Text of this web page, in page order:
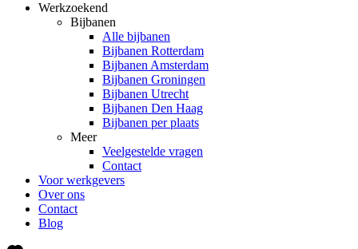
Werkzoekend
Bijbanen
Alle bijbanen
Bijbanen Rotterdam
Bijbanen Amsterdam
Bijbanen Groningen
Bijbanen Utrecht
Bijbanen Den Haag
Bijbanen per plaats
Meer
Veelgestelde vragen
Contact
Voor werkgevers
Over ons
Contact
Blog